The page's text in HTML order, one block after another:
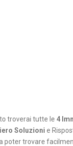
troverai tutte le 4
Soluzioni e
poter trovare